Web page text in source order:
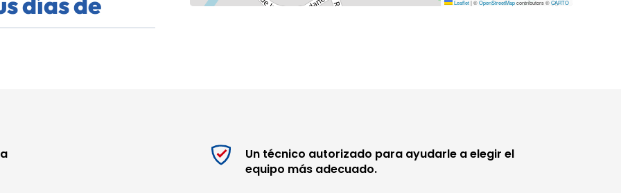
servicios muy apreciados
llegada.
Leaflet|©OpenStreetMapcontributors ©CARTO
Un técnico autorizado para ayudarle a elegir el
equipo más adecuado.